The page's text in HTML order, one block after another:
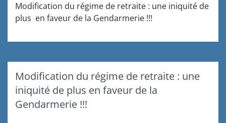
Modification du régime de retraite : une iniquité de
plus en faveur de la Gendarmerie !!!
Modification du régime de retraite : une
iniquité de plus en faveur de la
Gendarmerie !!!